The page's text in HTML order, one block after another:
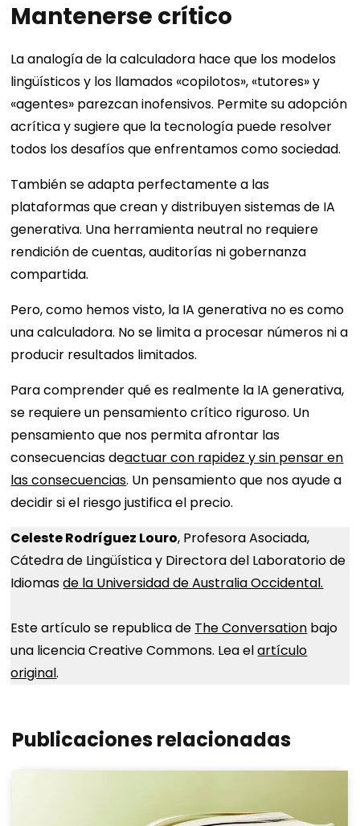
Mantenerse crítico
La analogía de la calculadora hace que los modelos
lingüísticos y los llamados «copilotos», «tutores» y
«agentes» parezcan inofensivos. Permite su adopción
acrítica y sugiere que la tecnología puede resolver
todos los desafíos que enfrentamos como sociedad.
También se adapta perfectamente a las
plataformas que crean y distribuyen sistemas de IA
generativa. Una herramienta neutral no requiere
rendición de cuentas, auditorías ni gobernanza
compartida.
Pero, como hemos visto, la IA generativa no es como
una calculadora. No se limita a procesar números ni a
producir resultados limitados.
Para comprender qué es realmente la IA generativa,
se requiere un pensamiento crítico riguroso. Un
pensamiento que nos permita afrontar las
consecuencias deactuar con rapidez y sin pensar en
las consecuencias. Un pensamiento que nos ayude a
decidir si el riesgo justifica el precio.
Celeste Rodríguez Louro, Profesora Asociada,
Cátedra de Lingüística y Directora del Laboratorio de
Idiomasde la Universidad de Australia Occidental.
Este artículo se republica de The Conversation bajo
una licencia Creative Commons. Lea elartículo
original.
Publicaciones relacionadas